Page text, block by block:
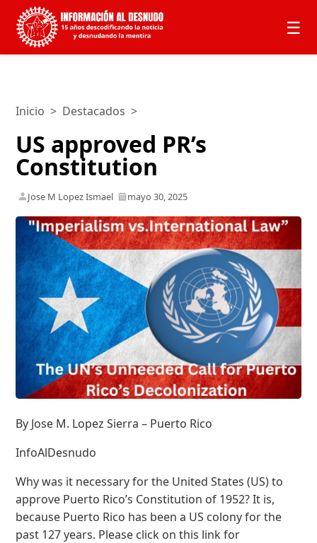
☰
Inicio > Destacados >
US approved PR’s
Constitution
Jose M Lopez Ismael mayo 30, 2025
By Jose M. Lopez Sierra – Puerto Rico
InfoAlDesnudo
Why was it necessary for the United States (US) to
approve Puerto Rico’s Constitution of 1952? It is,
because Puerto Rico has been a US colony for the
past 127 years. Please click on this link for